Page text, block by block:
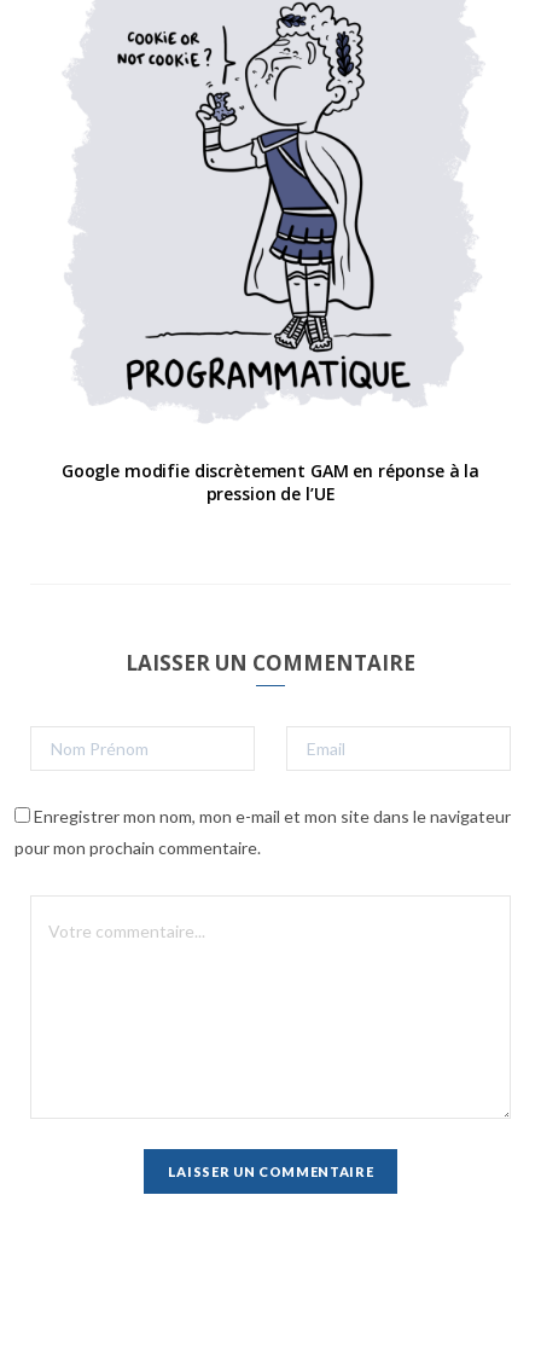
Google modifie discrètement GAM en réponse à la
pression de l’UE
LAISSER UN COMMENTAIRE
Enregistrer mon nom, mon e-mail et mon site dans le navigateur
pour mon prochain commentaire.